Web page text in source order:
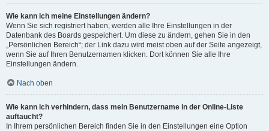
Wie kann ich meine Einstellungen ändern?
Wenn Sie sich registriert haben, werden alle Ihre Einstellungen in der
Datenbank des Boards gespeichert. Um diese zu ändern, gehen Sie in den
„Persönlichen Bereich“; der Link dazu wird meist oben auf der Seite angezeigt,
wenn Sie auf Ihren Benutzernamen klicken. Dort können Sie alle Ihre
Einstellungen ändern.
Nach oben
Wie kann ich verhindern, dass mein Benutzername in der Online-Liste
auftaucht?
In Ihrem persönlichen Bereich finden Sie in den Einstellungen eine Option